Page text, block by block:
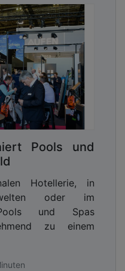
Pools und
Hotellerie, in
oder im
Pools und Spas
zu einem